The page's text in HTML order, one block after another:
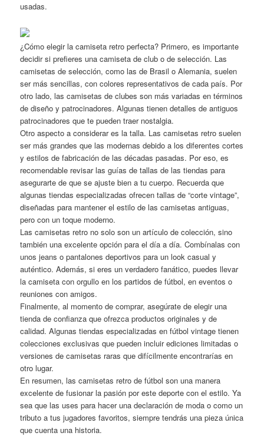
usadas.
¿Cómo elegir la camiseta retro perfecta? Primero, es importante
decidir si prefieres una camiseta de club o de selección. Las
camisetas de selección, como las de Brasil o Alemania, suelen
ser más sencillas, con colores representativos de cada país. Por
otro lado, las camisetas de clubes son más variadas en términos
de diseño y patrocinadores. Algunas tienen detalles de antiguos
patrocinadores que te pueden traer nostalgia.
Otro aspecto a considerar es la talla. Las camisetas retro suelen
ser más grandes que las modernas debido a los diferentes cortes
y estilos de fabricación de las décadas pasadas. Por eso, es
recomendable revisar las guías de tallas de las tiendas para
asegurarte de que se ajuste bien a tu cuerpo. Recuerda que
algunas tiendas especializadas ofrecen tallas de “corte vintage”,
diseñadas para mantener el estilo de las camisetas antiguas,
pero con un toque moderno.
Las camisetas retro no solo son un artículo de colección, sino
también una excelente opción para el día a día. Combínalas con
unos jeans o pantalones deportivos para un look casual y
auténtico. Además, si eres un verdadero fanático, puedes llevar
la camiseta con orgullo en los partidos de fútbol, en eventos o
reuniones con amigos.
Finalmente, al momento de comprar, asegúrate de elegir una
tienda de confianza que ofrezca productos originales y de
calidad. Algunas tiendas especializadas en fútbol vintage tienen
colecciones exclusivas que pueden incluir ediciones limitadas o
versiones de camisetas raras que difícilmente encontrarías en
otro lugar.
En resumen, las camisetas retro de fútbol son una manera
excelente de fusionar la pasión por este deporte con el estilo. Ya
sea que las uses para hacer una declaración de moda o como un
tributo a tus jugadores favoritos, siempre tendrás una pieza única
que cuenta una historia.